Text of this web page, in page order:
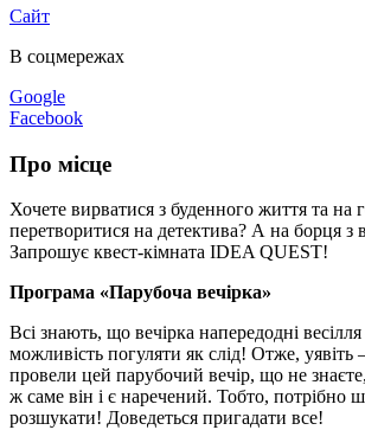
Сайт
В соцмережах
Google
Facebook
Про місце
Хочете вирватися з буденного життя та на
перетворитися на детектива? А на борця з
Запрошує квест-кімната IDEA QUEST!
Програма «Парубоча вечірка»
Всі знають, що вечірка напередодні
можливість погуляти як слід! Отже, уявіть
провели цей парубочий вечір, що не
ж саме він і є наречений. Тобто, потрібно
розшукати! Доведеться пригадати все!